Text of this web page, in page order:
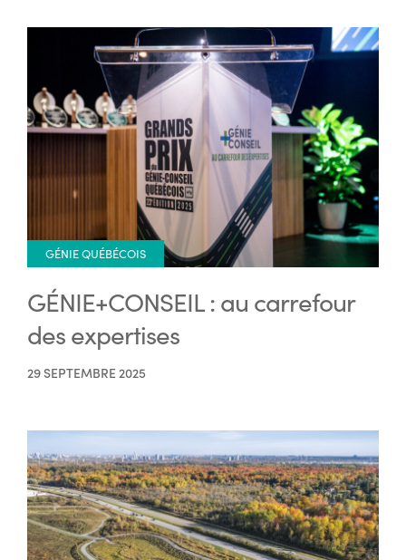
GÉNIE QUÉBÉCOIS
GÉNIE+CONSEIL : au carrefour
des expertises
29 SEPTEMBRE 2025